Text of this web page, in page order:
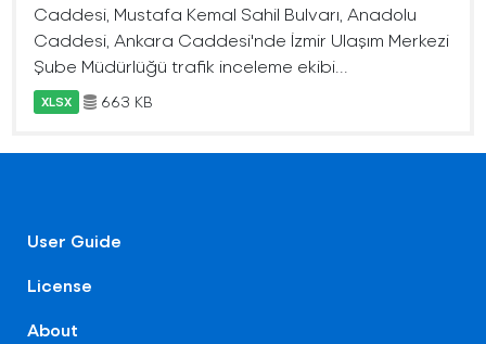
Caddesi, Mustafa Kemal Sahil Bulvarı, Anadolu
Caddesi, Ankara Caddesi'nde İzmir Ulaşım Merkezi
Şube Müdürlüğü trafik inceleme ekibi...
XLSX 663 KB
User Guide
License
About